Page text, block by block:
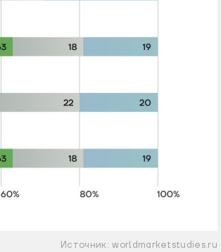
Источник: worldmarketstudies.ru